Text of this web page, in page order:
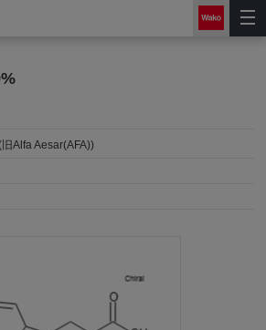
Alfa Aesar(AFA))